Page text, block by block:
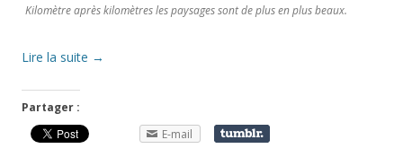
Kilomètre après kilomètres les paysages sont de plus en plus beaux.
Lire la suite →
Partager :
E-mail